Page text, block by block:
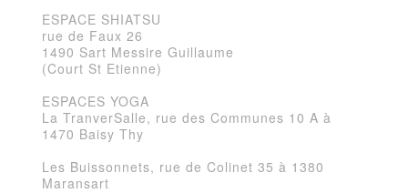
ESPACE SHIATSU
rue de Faux 26
1490 Sart Messire Guillaume
(Court St Etienne)
ESPACES YOGA
La TranverSalle, rue des Communes 10 A à
1470 Baisy Thy
Les Buissonnets, rue de Colinet 35 à 1380
Maransart